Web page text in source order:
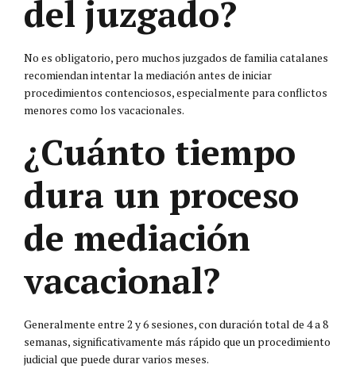
del juzgado?
No es obligatorio, pero muchos juzgados de familia catalanes
recomiendan intentar la mediación antes de iniciar
procedimientos contenciosos, especialmente para conflictos
menores como los vacacionales.
¿Cuánto tiempo
dura un proceso
de mediación
vacacional?
Generalmente entre 2 y 6 sesiones, con duración total de 4 a 8
semanas, significativamente más rápido que un procedimiento
judicial que puede durar varios meses.